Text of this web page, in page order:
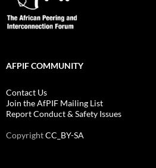
AFPIF COMMUNITY
Contact Us
Join the AfPIF Mailing List
Report Conduct & Safety Issues
CopyrightCC_BY-SA